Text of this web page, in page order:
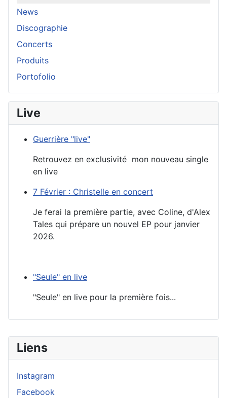
Liens
Instagram
Facebook
News
Discographie
Concerts
Produits
Portofolio
Live
Guerrière "live"
Retrouvez en exclusivité mon nouveau single
en live
7 Février : Christelle en concert
Je ferai la première partie, avec Coline, d'Alex
Tales qui prépare un nouvel EP pour janvier
2026.
"Seule" en live
"Seule" en live pour la première fois...